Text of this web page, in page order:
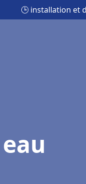
🕒 installation et